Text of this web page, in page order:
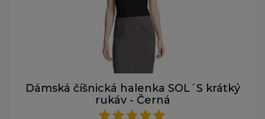
Dámská číšnická halenka SOL´S krátký
rukáv - Černá